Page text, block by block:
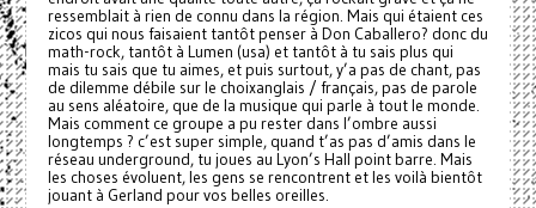
ressemblait à rien de connu dans la région. Mais qui étaient ces
zicos qui nous faisaient tantôt penser à Don Caballero? donc du
math-rock, tantôt à Lumen (usa) et tantôt à tu sais plus qui
mais tu sais que tu aimes, et puis surtout, y’a pas de chant, pas
de dilemme débile sur le choixanglais / français, pas de parole
au sens aléatoire, que de la musique qui parle à tout le monde.
Mais comment ce groupe a pu rester dans l’ombre aussi
longtemps ? c’est super simple, quand t’as pas d’amis dans le
réseau underground, tu joues au Lyon’s Hall point barre. Mais
les choses évoluent, les gens se rencontrent et les voilà bientôt
jouant à Gerland pour vos belles oreilles.